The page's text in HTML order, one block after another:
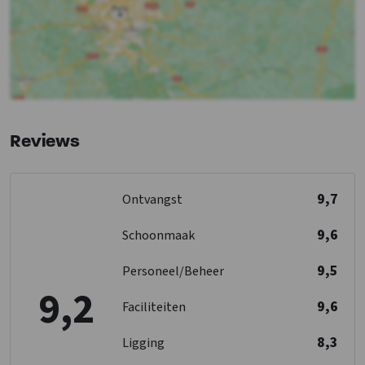
Vloer keuken
: Anders
Kook pitten: 5
Koelkast
Soort fornuis
Vaatwasser
Kinderstoel: 2
Kinderbox: 0
Toiletten: 1
1-persoonsbed: 2
Reviews
9,2
Ontvangst 9,7
Schoonmaak 9,6
Personeel/Beheer 9,5
Faciliteiten 9,6
Ligging 8,3